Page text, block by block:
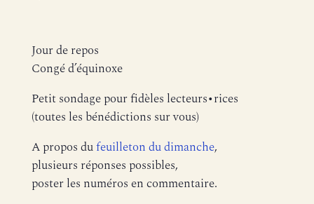
Jour de repos
Congé d’équinoxe
Petit sondage pour fidèles lecteurs•rices
(toutes les bénédictions sur vous)
A propos dufeuilleton du dimanche,
plusieurs réponses possibles,
poster les numéros en commentaire.